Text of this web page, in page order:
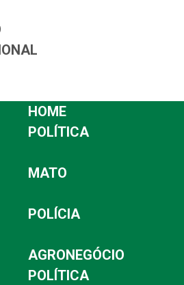
HOME
POLÍTICA
MATO
POLÍCIA
AGRONEGÓCIO
POLÍTICA